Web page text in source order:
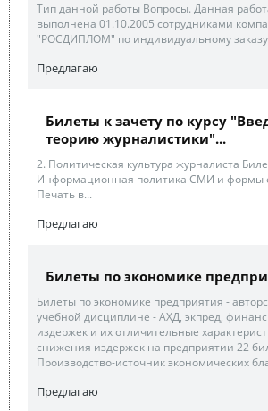
Тип данной работы Вопросы. Данная
выполнена 01.10.2005 сотрудниками
"РОСДИПЛОМ" по индивидуальному
Предлагаю
Билеты к зачету по курсу
теорию журналистики"...
2. Политическая культура журналиста
Информационная политика СМИ и формы
Печать в...
Предлагаю
Билеты по экономике
Билеты по экономике предприятия -
учебной дисциплине - АХД, экпред,
издержек и их отличительные
снижения издержек на предприятии 22
Производство-источник экономических
Предлагаю